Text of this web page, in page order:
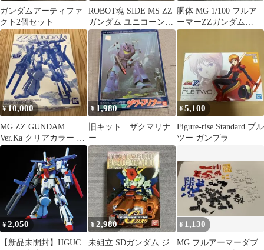
ガンダムアーティファ
クト2個セット
ROBOT魂 SIDE MS ZZ
ガンダム ユニコーンガ
ンダム 3点セット
胴体 MG 1/100 フルア
ーマーZZガンダム
Ver.Ka
¥10,000
MG ZZ GUNDAM
Ver.Ka クリアカラー 限
定品
¥ 1,980
旧キット ザクマリナ
ー
¥5,100
Figure-rise Standard プル
ツー ガンプラ
¥2,050
【新品未開封】HGUC
¥2,980
未組立 SDガンダム ジ
¥ 1,130
MG フルアーマーダブ